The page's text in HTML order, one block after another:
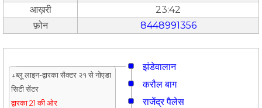
आख़री
23:42
फ़ोन
8448991356
झंडेवालान
↓ब्लू लाइन-द्वारका सैक्टर २१ से नोएडा
सिटी सेंटर
द्वारका 21 की ओर
करौल बाग
राजेंद्र पैलेस